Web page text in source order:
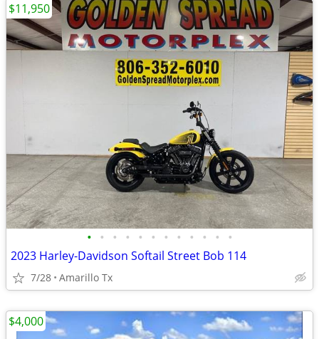
• • • • • • • • • • • •
2023 Harley-Davidson Softail Street Bob 114
7/28 Amarillo Tx
$11,950
$4,000